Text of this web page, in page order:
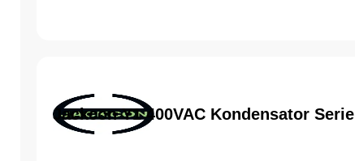
Jackcon Y1 400VAC Kondensator Serie